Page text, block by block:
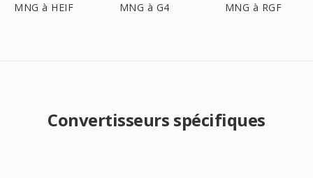
MNG à HEIF MNG à G4 MNG à RGF
Convertisseurs spécifiques